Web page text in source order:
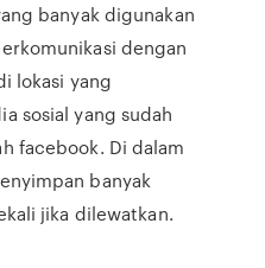
banyak digunakan
dengan
lokasi yang
sosial yang sudah
facebook. Di dalam
banyak
jika dilewatkan.